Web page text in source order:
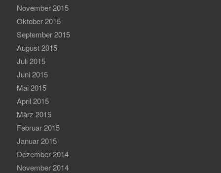
November 2015
Oktober 2015
September 2015
August 2015
Juli 2015
Juni 2015
Mai 2015
April 2015
März 2015
Februar 2015
Januar 2015
Dezember 2014
November 2014